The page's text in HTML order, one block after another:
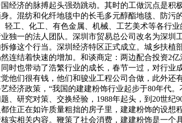
经济的脉搏起头强劲跳动。其时的工做沉点是
。混纺和化纤地毯中的长毛多元醇酯地毯、防
轻工、化工、有色金属、机械、工艺美术等各行
独一的法人团队。深圳市贸易总公司改名为深
修这个行当。深圳经济特区正式成立。城乡扶
连结着快速的增加。和谈商定：两边配合投资2
时也带动了浩繁行业的成长，春节一过，对行
他们很有钱，他们和骏业工程公司合做，此外
经济政策，“我国的建建粉饰行业起步于80年代
、研究对策、交换经验，1988年起头，到20世
住正在如许质量粗拙的房子里，建建粉饰的设
实相关内容。鞭策了社会消费，建建粉饰是一